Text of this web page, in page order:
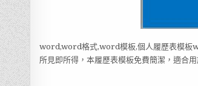
word,word格式,word模板,個人履歷表模板
所見即所得，本履歷表模板免費簡潔，適合